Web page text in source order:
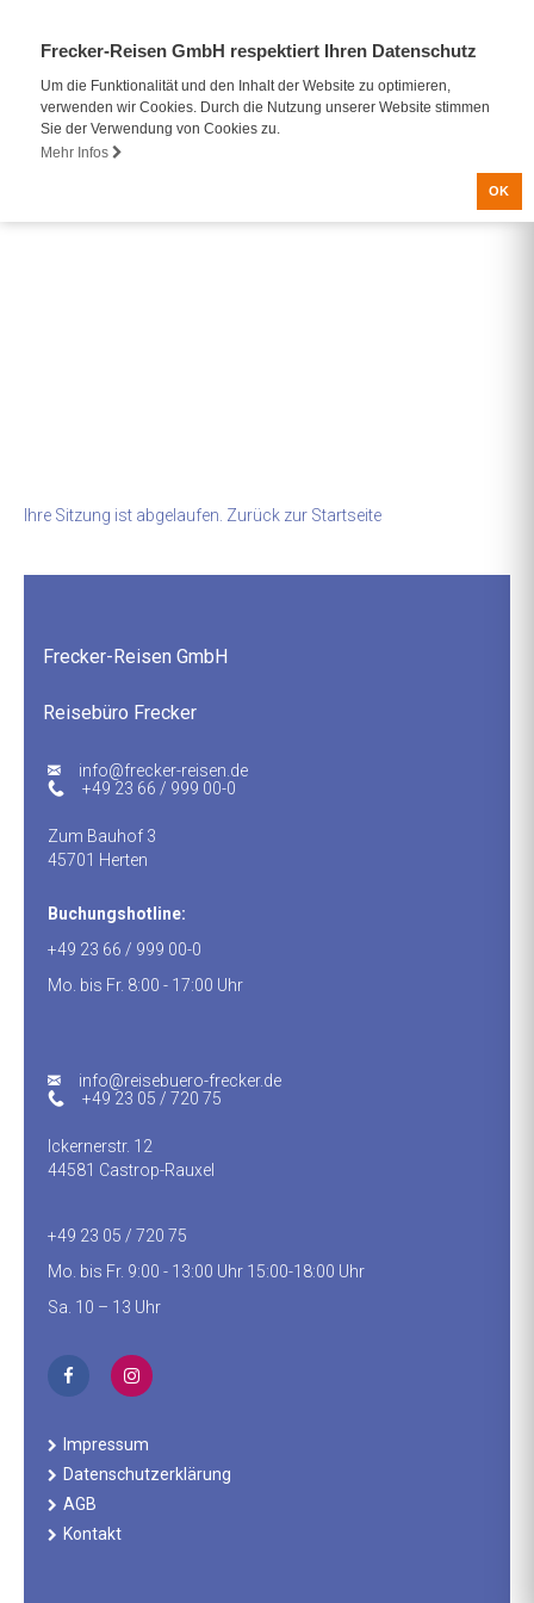
Frecker-Reisen GmbH respektiert Ihren Datenschutz
Um die Funktionalität und den Inhalt der Website zu optimieren,
verwenden wir Cookies. Durch die Nutzung unserer Website stimmen
Sie der Verwendung von Cookies zu.
Mehr Infos
OK
Ihre Sitzung ist abgelaufen. Zurück zur Startseite
Frecker-Reisen GmbH
Reisebüro Frecker
ed.nesier-rekcerf@ofni
+49 23 66 / 999 00-0
Zum Bauhof 3
45701 Herten
Buchungshotline:
+49 23 66 / 999 00-0
Mo. bis Fr. 8:00 - 17:00 Uhr
info@reisebuero-frecker.de
+49 23 05 / 720 75
Ickernerstr. 12
44581 Castrop-Rauxel
+49 23 05 / 720 75
Mo. bis Fr. 9:00 - 13:00 Uhr 15:00-18:00 Uhr
Sa. 10 – 13 Uhr
Impressum
Datenschutzerklärung
AGB
Kontakt